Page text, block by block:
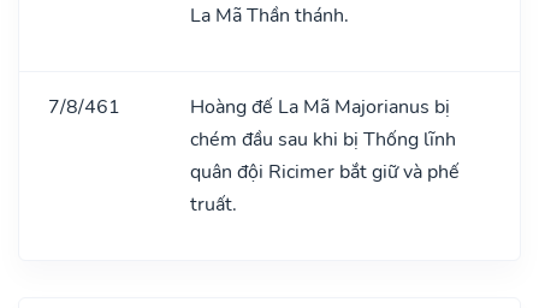
La Mã Thần thánh.
7/8/461
Hoàng đế La Mã Majorianus bị
chém đầu sau khi bị Thống lĩnh
quân đội Ricimer bắt giữ và phế
truất.